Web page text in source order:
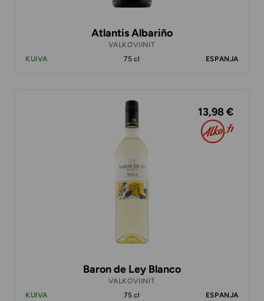
Atlantis Albariño
VALKOVIINIT
KUIVA
75 cl ESPANJA
13,98 €
Baron de Ley Blanco
VALKOVIINIT
KUIVA
75 cl ESPANJA